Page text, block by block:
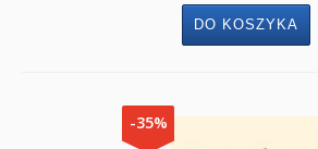
-35%